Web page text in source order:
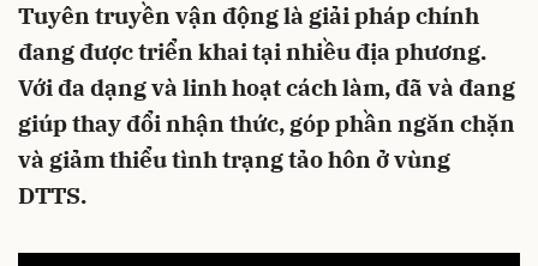
Tuyên truyền vận động là giải pháp chính
đang được triển khai tại nhiều địa phương.
Với đa dạng và linh hoạt cách làm, đã và đang
giúp thay đổi nhận thức, góp phần ngăn chặn
và giảm thiểu tình trạng tảo hôn ở vùng
DTTS.